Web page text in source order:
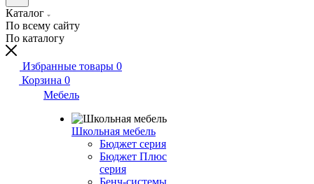
Каталог
По всему сайту
По каталогу
Избранные товары 0
Корзина 0
Мебель
Школьная мебель
Бюджет серия
Бюджет Плюс
серия
Бенч-системы